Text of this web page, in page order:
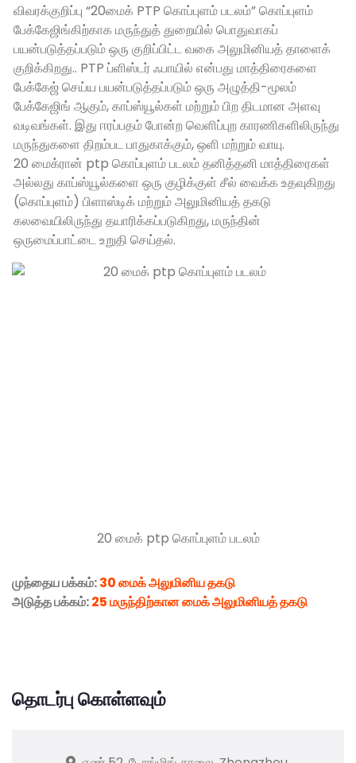
விவரக்குறிப்பு “20மைக் PTP கொப்புளம் படலம்” கொப்புளம்
பேக்கேஜிங்கிற்காக மருந்துத் துறையில் பொதுவாகப்
பயன்படுத்தப்படும் ஒரு குறிப்பிட்ட வகை அலுமினியத் தாளைக்
குறிக்கிறது.. PTP ப்ளிஸ்டர் ஃபாயில் என்பது மாத்திரைகளை
பேக்கேஜ் செய்ய பயன்படுத்தப்படும் ஒரு அழுத்தி-மூலம்
பேக்கேஜிங் ஆகும், காப்ஸ்யூல்கள் மற்றும் பிற திடமான அளவு
வடிவங்கள். இது ஈரப்பதம் போன்ற வெளிப்புற காரணிகளிலிருந்து
மருந்துகளை திறம்பட பாதுகாக்கும், ஒளி மற்றும் வாயு.
20 மைக்ரான் ptp கொப்புளம் படலம் தனித்தனி மாத்திரைகள்
அல்லது காப்ஸ்யூல்களை ஒரு குழிக்குள் சீல் வைக்க உதவுகிறது
(கொப்புளம்) பிளாஸ்டிக் மற்றும் அலுமினியத் தகடு
கலவையிலிருந்து தயாரிக்கப்படுகிறது, மருந்தின்
ஒருமைப்பாட்டை உறுதி செய்தல்.
20 மைக் ptp கொப்புளம் படலம்
முந்தைய பக்கம்:30 மைக் அலுமினிய தகடு
அடுத்த பக்கம்:25 மருந்திற்கான மைக் அலுமினியத் தகடு
தொடர்பு கொள்ளவும்